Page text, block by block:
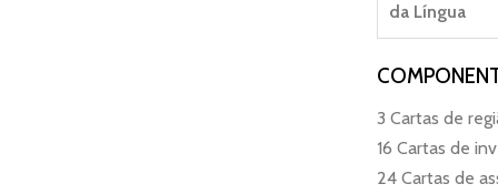
da Língua
3 Cartas de
16 Cartas de
24 Cartas de